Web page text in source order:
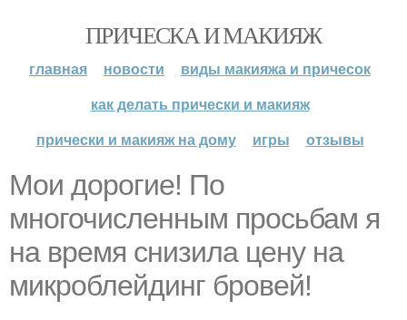
ПРИЧЕСКА И МАКИЯЖ
главная новости
виды макияжа и причесок
как делать прически и макияж
прически и макияж на дому
игры отзывы
Мои дорогие! По
многочисленным просьбам я
на время снизила цену на
микроблейдинг бровей!